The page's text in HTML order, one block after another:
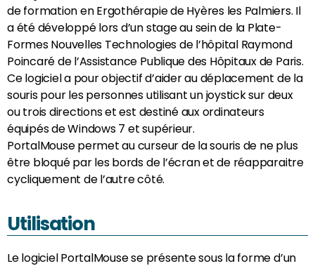
de formation en Ergothérapie de Hyères les Palmiers. Il
a été développé lors d’un stage au sein de la Plate-
Formes Nouvelles Technologies de l’hôpital Raymond
Poincaré de l’Assistance Publique des Hôpitaux de Paris.
Ce logiciel a pour objectif d’aider au déplacement de la
souris pour les personnes utilisant un joystick sur deux
ou trois directions et est destiné aux ordinateurs
équipés de Windows 7 et supérieur.
PortalMouse permet au curseur de la souris de ne plus
être bloqué par les bords de l’écran et de réapparaitre
cycliquement de l’autre côté.
Utilisation
Le logiciel PortalMouse se présente sous la forme d’un